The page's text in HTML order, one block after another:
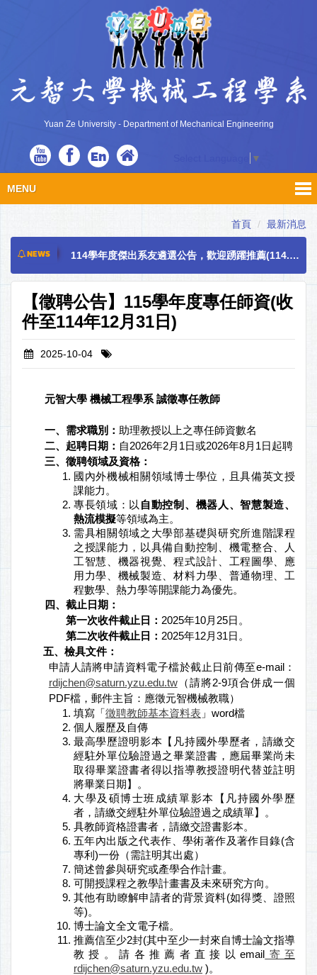
Yuan Ze University - Department of Mechanical Engineering
En ▼
MENU
首頁 最新消息
NEWS
115學年度碩士班甄試口試時間及注意事項
【徵聘公告】115學年度專任師資(收件至114年12月31日)
必修科目替代課程對照表
【徵聘公告】115學年度專任師資(收
件至114年12月31日)
2025-10-04
元智大學 機械工程學系 誠徵專任教師
一、需求職別： 助理教授以上之專任師資數名
二、起聘日期： 自2026年2月1日或2026年8月1日起聘
三、徵聘領域及資格：
國內外機械相關領域博士學位，且具備英文授
課能力。
專長領域：以 自動控制 、機器 人 、智慧製造、
熱流模擬等領域為主。
需具相關領域之大學部基礎與研究所進階課程
之授課能力，以具備自動控制、機電整合、人
工智慧、機器視覺、程式設計、工程圖學、應
用力學、機械製造、材料力學、普通物理、工
程數學、熱力學等開課能力為優先。
四、截止日期：
第一次收件截止日： 2025年10月25日。
第二次收件截止日： 2025年12月31日。
五、檢具文件：
申請人請將申請資料電子檔於截止日前傳至e-mail：
rdijchen@saturn.yzu.edu.tw（請將2-9項合併成一個
PDF檔，郵件主旨：應徵元智機械教職）
填寫「徵聘教師基本資料表 」word檔
個人履歷及自傳
最高學歷證明影本【凡持國外學歷者，請繳交
經駐外單位驗證過之畢業證書，應屆畢業尚未
取得畢業證書者得以指導教授證明代替並註明
將畢業日期】。
大學及碩博士班成績單影本【凡持國外學歷
者，請繳交經駐外單位驗證過之成績單】。
具教師資格證書者，請繳交證書影本。
五年內出版之代表作、學術著作及著作目錄(含
專利)一份（需註明其出處）
簡述曾參與研究或產學合作計畫。
可開授課程之教學計畫書及未來研究方向。
其他有助瞭解申請者的背景資料(如得獎、證照
等)。
博士論文全文電子檔。
推薦信至少2封(其中至少一封來自博士論文指導
教授。請各推薦者直接以email 寄至
rdijchen@saturn.yzu.edu.tw )。